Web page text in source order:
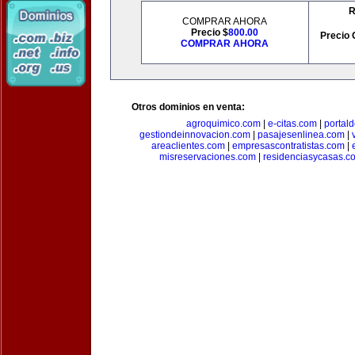
COMPRAR AHORA
Precio $800.00
COMPRAR AHORA
Precio
Otros dominios en venta:
agroquimico.com
e-citas.com
gestiondeinnovacion.com| pasajesenlinea.com|
areaclientes.com| empresascontratistas.com|
misreservaciones.com|